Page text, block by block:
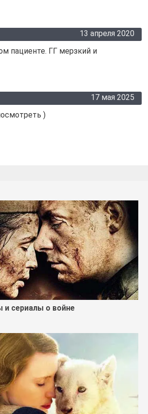
13 апреля 2020
пациенте. ГГ мерзкий и
17 мая 2025
)
сериалы о войне